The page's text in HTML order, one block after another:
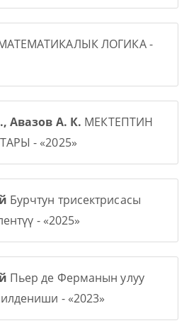
ЛОГИКА -
Авазов А. К. МЕКТЕПТИН
- «2025»
Бурчтун трисектрисасы
- «2025»
Пьер де Ферманын улуу
- «2023»